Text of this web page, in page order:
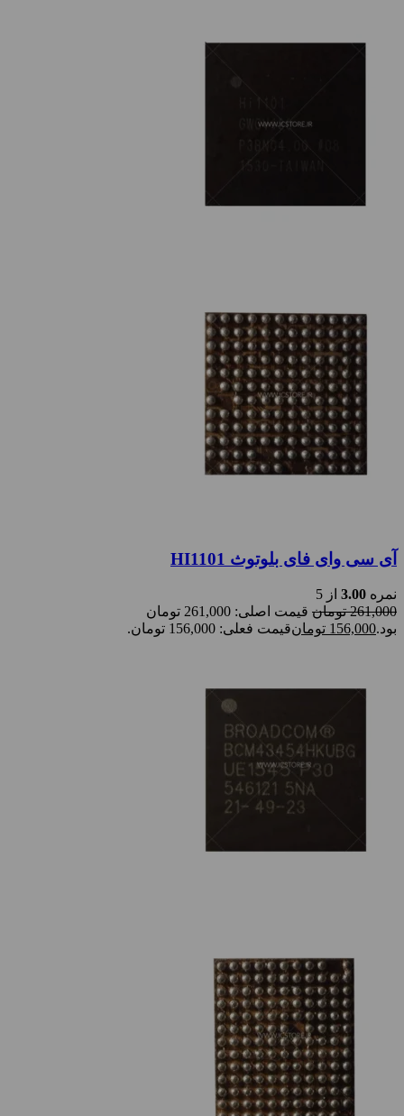
آی سی وای فای بلوتوث HI1101
نمره 3.00 از 5
261,000 تومان
قیمت اصلی: 261,000 تومان
بود.156,000 تومانقیمت فعلی: 156,000 تومان.